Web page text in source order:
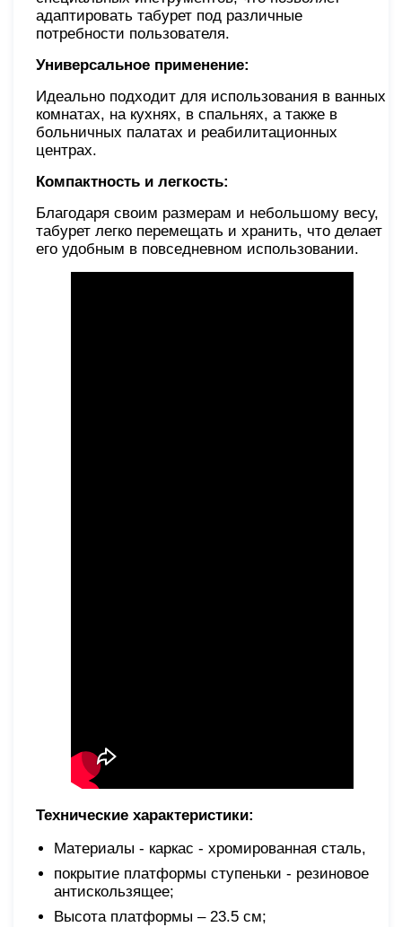
адаптировать табурет под различные
потребности пользователя.
Универсальное применение:
Идеально подходит для использования в ванных
комнатах, на кухнях, в спальнях, а также в
больничных палатах и реабилитационных
центрах.
Компактность и легкость:
Благодаря своим размерам и небольшому весу,
табурет легко перемещать и хранить, что делает
его удобным в повседневном использовании.
Технические характеристики:
Материалы - каркас - хромированная сталь,
покрытие платформы ступеньки - резиновое
антискользящее;
Высота платформы – 23.5 см;